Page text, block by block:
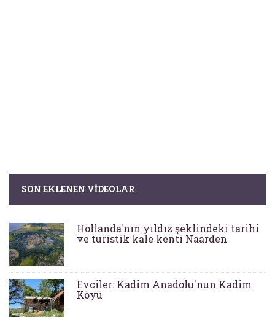
SON EKLENEN VIDEOLAR
Hollanda'nın yıldız şeklindeki tarihi
ve turistik kale kenti Naarden
Evciler: Kadim Anadolu'nun Kadim
Köyü